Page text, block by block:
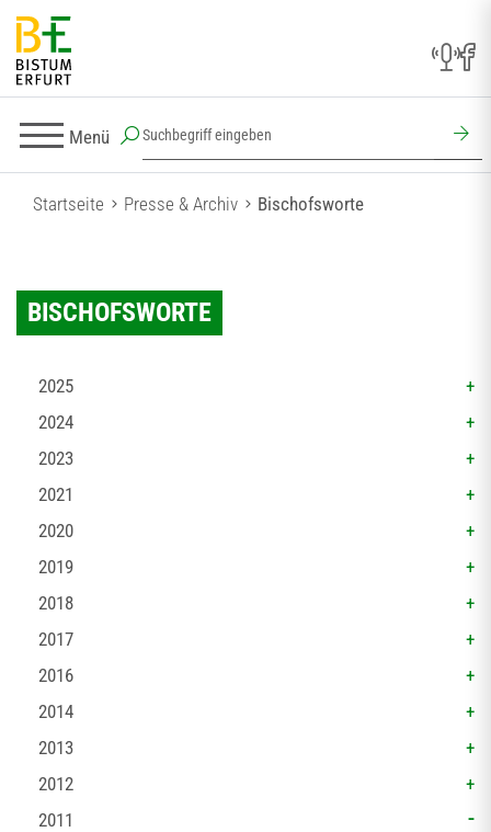
Menü
Startseite Presse & Archiv Bischofsworte
BISCHOFSWORTE
2025
2024
2023
2021
2020
2019
2018
2017
2016
2014
2013
2012
2011